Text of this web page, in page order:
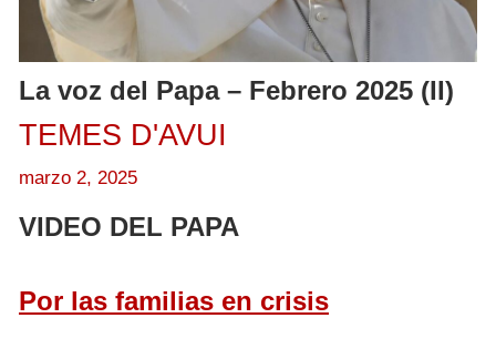
La voz del Papa – Febrero 2025 (II)
TEMES D'AVUI
marzo 2, 2025
VIDEO DEL PAPA
Por las familias en crisis